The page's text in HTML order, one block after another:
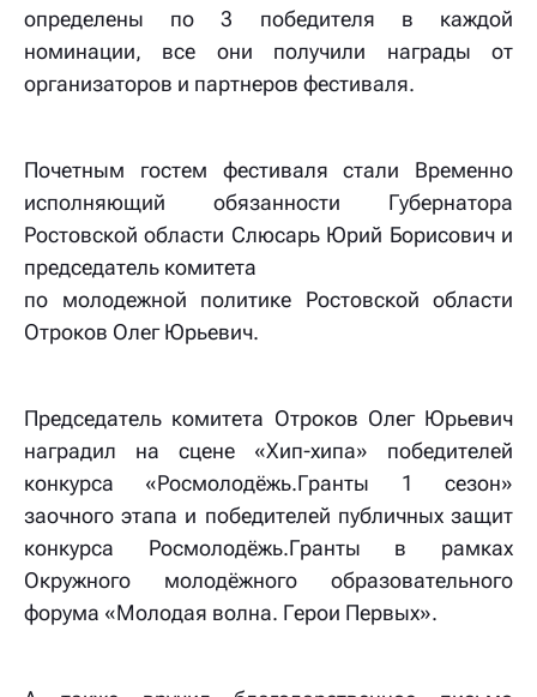
определены по 3 победителя в каждой
номинации, все они получили награды от
организаторов и партнеров фестиваля.
Почетным гостем фестиваля стали Временно
исполняющий обязанности Губернатора
Ростовской области Слюсарь Юрий Борисович и
председатель комитета
по молодежной политике Ростовской области
Отроков Олег Юрьевич.
Председатель комитета Отроков Олег Юрьевич
наградил на сцене «Хип-хипа» победителей
конкурса «Росмолодёжь.Гранты 1 сезон»
заочного этапа и победителей публичных защит
конкурса Росмолодёжь.Гранты в рамках
Окружного молодёжного образовательного
форума «Молодая волна. Герои Первых».